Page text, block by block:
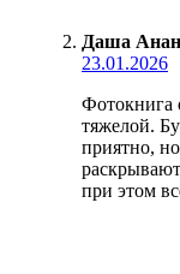
Даша
23.01.2026
Фотокнига
тяжелой.
приятно,
при этом